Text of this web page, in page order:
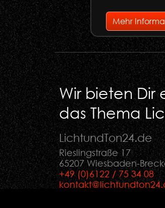
Mehr
Wir bieten Dir
das Thema
LichtundTon24.de
Rieslingstraße 17
65207 Wiesbaden-
+49 (0)6122 / 75 34 08